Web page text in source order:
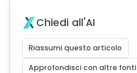
Chiedi all'AI
Riassumi questo articolo
Approfondisci con altre fonti